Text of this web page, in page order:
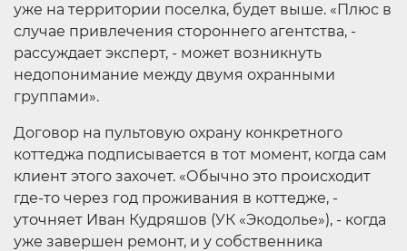
уже на территории поселка, будет выше. «Плюс в
случае привлечения стороннего агентства, -
рассуждает эксперт, - может возникнуть
недопонимание между двумя охранными
группами».
Договор на пультовую охрану конкретного
коттеджа подписывается в тот момент, когда сам
клиент этого захочет. «Обычно это происходит
где-то через год проживания в коттедже, -
уточняет Иван Кудряшов (УК «Экодолье»), - когда
уже завершен ремонт, и у собственника